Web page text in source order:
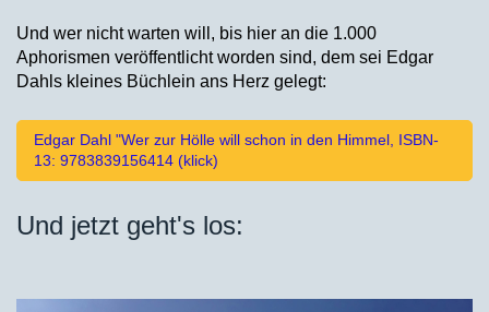
Und wer nicht warten will, bis hier an die 1.000
Aphorismen veröffentlicht worden sind, dem sei Edgar
Dahls kleines Büchlein ans Herz gelegt:
Edgar Dahl "Wer zur Hölle will schon in den Himmel, ISBN-
13: 9783839156414 (klick)
Und jetzt geht's los: